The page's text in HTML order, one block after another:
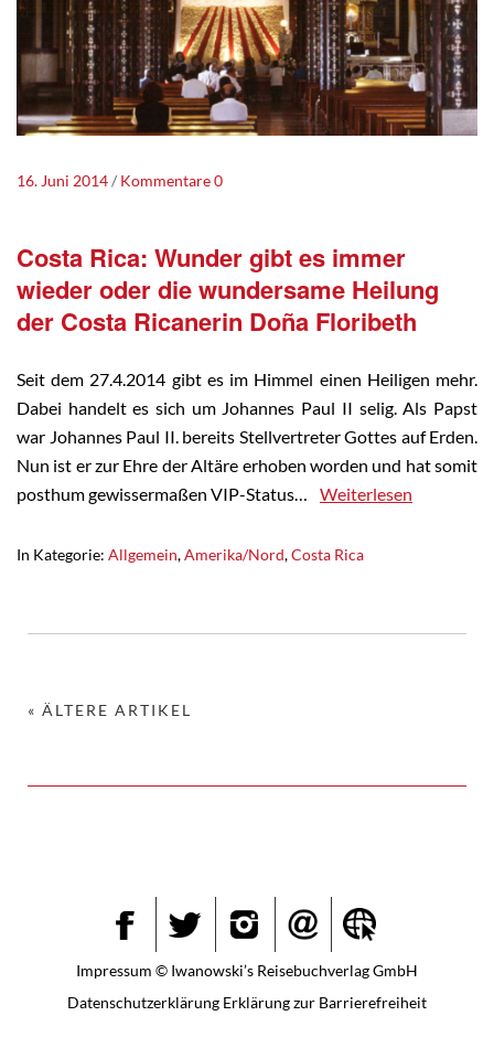
16. Juni 2014 Kommentare 0
Costa Rica: Wunder gibt es immer
wieder oder die wundersame Heilung
der Costa Ricanerin Doña Floribeth
Seit dem 27.4.2014 gibt es im Himmel einen Heiligen mehr.
Dabei handelt es sich um Johannes Paul II selig. Als Papst
war Johannes Paul II. bereits Stellvertreter Gottes auf Erden.
Nun ist er zur Ehre der Altäre erhoben worden und hat somit
posthum gewissermaßen VIP-Status…
Weiterlesen
In Kategorie: Allgemein,Amerika/Nord,Costa Rica
« ÄLTERE ARTIKEL
Twitter Instagram
Impressum © Iwanowski’s Reisebuchverlag GmbH
Datenschutzerklärung Erklärung zur Barrierefreiheit